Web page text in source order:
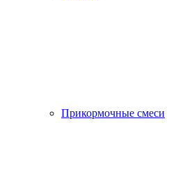
Прикормочные смеси